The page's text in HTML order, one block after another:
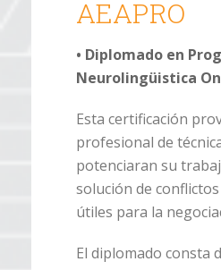
AEAPRO
• Diplomado en
Neurolingüistica
Esta certificación
profesional de
potenciaran su
solución de
útiles para la
El diplomado consta